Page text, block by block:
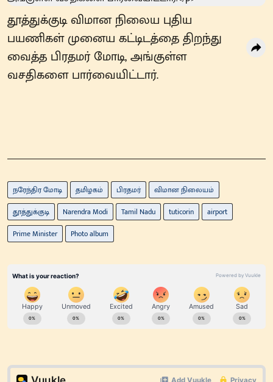
தூத்துக்குடி விமான நிலைய புதிய
பயணிகள் முனைய கட்டிடத்தை திறந்து
வைத்த பிரதமர் மோடி, அங்குள்ள
வசதிகளை பார்வையிட்டார்.
நரேந்திர மோடி தமிழகம் பிரதமர்
விமான நிலையம்
தூத்துக்குடி
Narendra Modi Tamil Nadu tuticorin
airport
Prime Minister
Photo album